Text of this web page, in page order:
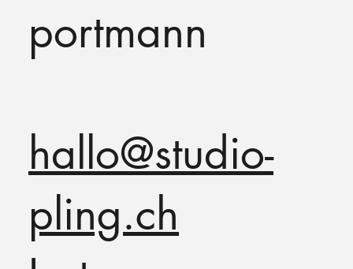
portmann
hallo@studio-
pling.ch